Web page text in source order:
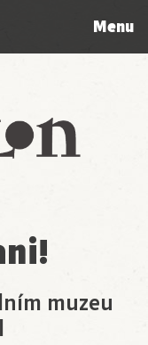
Menu
muzeu